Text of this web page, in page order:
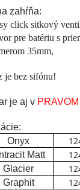
zahŕňa:
click sitkový
pre batériu s
35mm,
je bez sifónu!
je aj v PRAVOM
Onyx
Matt
Glacier
Graphit